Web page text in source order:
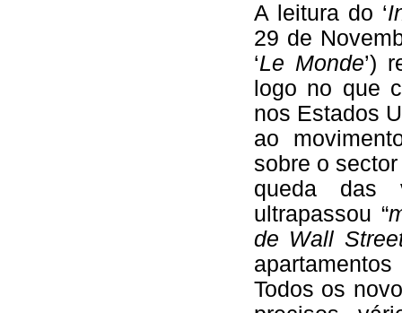
A leitura do ‘
29 de
‘Le Monde’)
logo no que
nos Estados
ao
sobre o
queda das
ultrapassou “
de Wall
Todos os